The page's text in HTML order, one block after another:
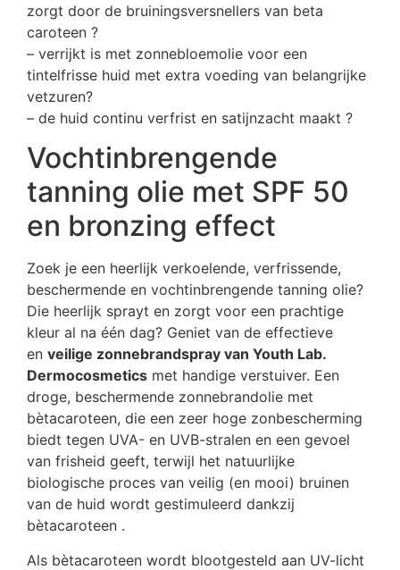
zorgt door de bruiningsversnellers van beta
caroteen ?
– verrijkt is met zonnebloemolie voor een
tintelfrisse huid met extra voeding van belangrijke
vetzuren?
– de huid continu verfrist en satijnzacht maakt ?
Vochtinbrengende
tanning olie met SPF 50
en bronzing effect
Zoek je een heerlijk verkoelende, verfrissende,
beschermende en vochtinbrengende tanning olie?
Die heerlijk sprayt en zorgt voor een prachtige
kleur al na één dag? Geniet van de effectieve
en veilige zonnebrandspray van Youth Lab.
Dermocosmetics met handige verstuiver. Een
droge, beschermende zonnebrandolie met
bètacaroteen, die een zeer hoge zonbescherming
biedt tegen UVA- en UVB-stralen en een gevoel
van frisheid geeft, terwijl het natuurlijke
biologische proces van veilig (en mooi) bruinen
van de huid wordt gestimuleerd dankzij
bètacaroteen .
Als bètacaroteen wordt blootgesteld aan UV-licht